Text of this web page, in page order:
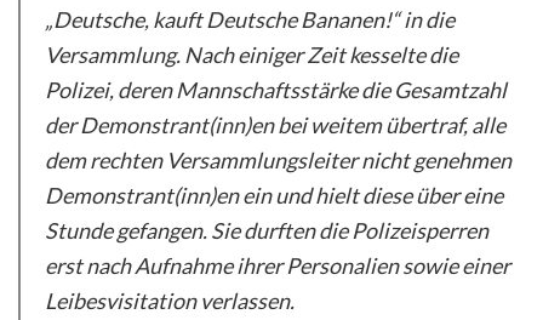
„Deutsche, kauft Deutsche Bananen!“ in die
Versammlung. Nach einiger Zeit kesselte die
Polizei, deren Mannschaftsstärke die Gesamtzahl
der Demonstrant(inn)en bei weitem übertraf, alle
dem rechten Versammlungsleiter nicht genehmen
Demonstrant(inn)en ein und hielt diese über eine
Stunde gefangen. Sie durften die Polizeisperren
erst nach Aufnahme ihrer Personalien sowie einer
Leibesvisitation verlassen.